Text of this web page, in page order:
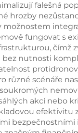
falešná
hrozby
možnostem
fungovat s
čímž
bez nutnosti
různé scénáře
akcí nebo
efektivitu
bezpečnostními